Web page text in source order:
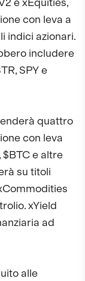
con leva a
indici azionari.
includere
SPY e
quattro
con leva
e altre
su titoli
xYield
ad
alle